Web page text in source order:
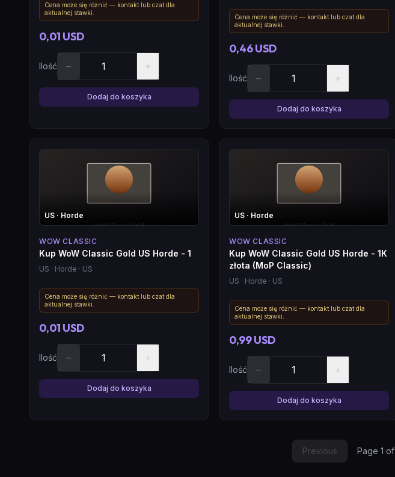
Cena może się różnić — kontakt lub czat dla
aktualnej stawki.
0,01 USD
Ilość − +
Dodaj do koszyka
Cena może się różnić — kontakt lub czat dla
aktualnej stawki.
0,46 USD
Ilość − +
Dodaj do koszyka
US · Horde
WOW CLASSIC
Kup WoW Classic Gold US Horde - 1
US · Horde · US
Cena może się różnić — kontakt lub czat dla
aktualnej stawki.
0,01 USD
Ilość − +
Dodaj do koszyka
US · Horde
WOW CLASSIC
Kup WoW Classic Gold US Horde - 1K
złota (MoP Classic)
US · Horde · US
Cena może się różnić — kontakt lub czat dla
aktualnej stawki.
0,99 USD
Ilość − +
Dodaj do koszyka
Previous Page 1 of